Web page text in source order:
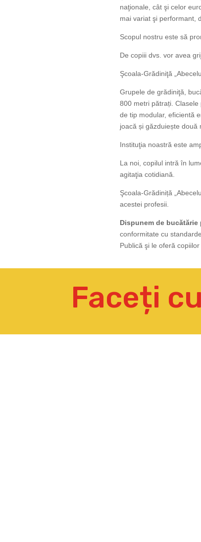
naţionale, cât şi celor
mai variat şi performant,
Scopul nostru este să
De copiii dvs. vor avea
Şcoala-Grădiniţă
Grupele de grădiniţă,
800 metri pătrați.
de tip modular, eficientă
joacă și găzduiește două
Instituţia noastră este
La noi, copilul intră în
agitaţia cotidiană.
Şcoala-Grădiniță
acestei profesii.
Dispunem de bucătărie
conformitate cu
Publică şi le oferă
Faceți